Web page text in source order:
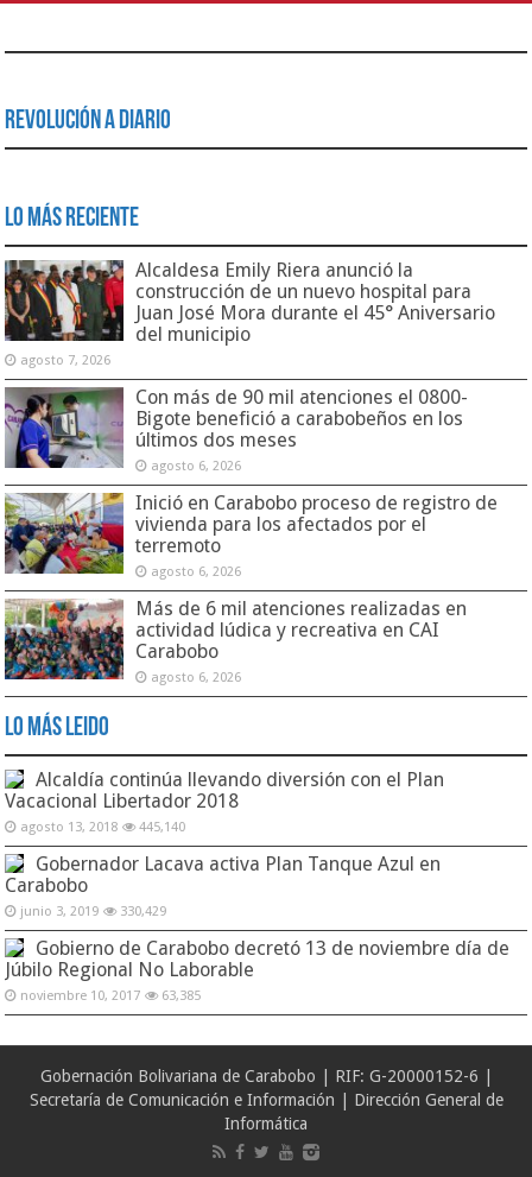
Revolución a Diario
Lo Más Reciente
Alcaldesa Emily Riera anunció la
construcción de un nuevo hospital para
Juan José Mora durante el 45° Aniversario
del municipio
agosto 7, 2026
Con más de 90 mil atenciones el 0800-
Bigote benefició a carabobeños en los
últimos dos meses
agosto 6, 2026
Inició en Carabobo proceso de registro de
vivienda para los afectados por el
terremoto
agosto 6, 2026
Más de 6 mil atenciones realizadas en
actividad lúdica y recreativa en CAI
Carabobo
agosto 6, 2026
Lo Más Leido
Alcaldía continúa llevando diversión con el Plan
Vacacional Libertador 2018
agosto 13, 2018 445,140
Gobernador Lacava activa Plan Tanque Azul en
Carabobo
junio 3, 2019 330,429
Gobierno de Carabobo decretó 13 de noviembre día de
Júbilo Regional No Laborable
noviembre 10, 2017 63,385
Gobernación Bolivariana de Carabobo | RIF: G-20000152-6 |
Secretaría de Comunicación e Información | Dirección General de
Informática